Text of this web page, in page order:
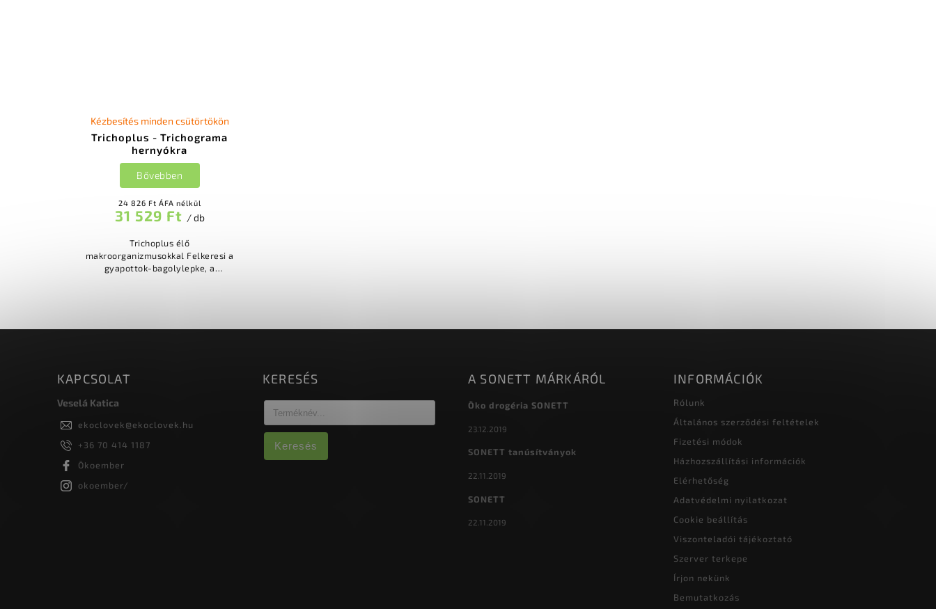
Trichoplus - Trichograma
hernyókra
Kézbesítés minden csütörtökön
24 826 Ft ÁFA nélkül
31 529 Ft / db
Bővebben
Trichoplus élő
makroorganizmusokkal Felkeresi a
gyapottok-bagolylepke, a
KAPCSOLAT
Veselá Katica
ekoclovek@ekoclovek.hu
+36 70 414 1187
Ökoember
okoember/
KERESÉS
Keresés
A SONETT MÁRKÁRÓL
Öko drogéria SONETT
23.12.2019
SONETT tanúsítványok
22.11.2019
SONETT
22.11.2019
INFORMÁCIÓK
Rólunk
Általános szerződési feltételek
Fizetési módok
Házhozszállítási információk
Elérhetőség
Adatvédelmi nyilatkozat
Cookie beállítás
Viszonteladói tájékoztató
Szerver terkepe
Írjon nekünk
Bemutatkozás